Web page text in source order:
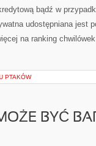
bądź w
udostępniana jest
na ranking
PTAKÓW
BYĆ